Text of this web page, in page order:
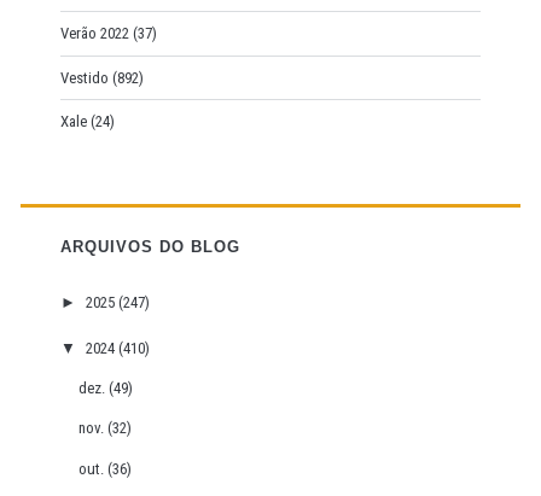
Verão 2022 (37)
Vestido (892)
Xale (24)
ARQUIVOS DO BLOG
► 2025 (247)
▼ 2024 (410)
dez.(49)
nov.(32)
out.(36)